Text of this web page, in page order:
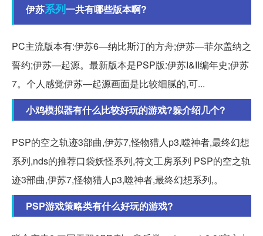
伊苏系列一共有哪些版本啊?
PC主流版本有:伊苏6—纳比斯汀的方舟;伊苏—菲尔盖纳之
誓约;伊苏—起源。最新版本是PSP版:伊苏I&II编年史;伊苏
7。个人感觉伊苏—起源画面是比较细腻的,可...
小鸡模拟器有什么比较好玩的游戏?躲介绍几个?
PSP的空之轨迹3部曲,伊苏7,怪物猎人p3,噬神者,最终幻想
系列,nds的推荐口袋妖怪系列,符文工房系列 PSP的空之轨
迹3部曲,伊苏7,怪物猎人p3,噬神者,最终幻想系列,。
PSP游戏策略类有什么好玩的游戏?